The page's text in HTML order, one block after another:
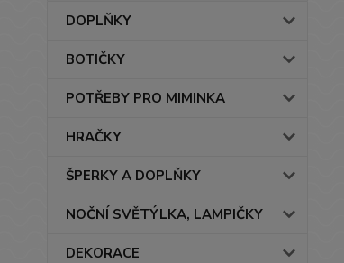
DOPLŇKY
BOTIČKY
POTŘEBY PRO MIMINKA
HRAČKY
ŠPERKY A DOPLŇKY
NOČNÍ SVĚTÝLKA, LAMPIČKY
DEKORACE